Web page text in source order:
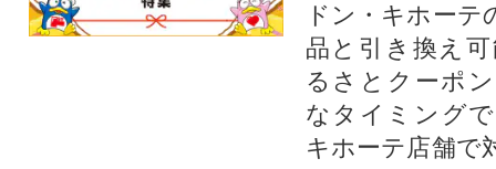
ドン・キホーテ
品と引き換え
るさとクーポ
なタイミング
キホーテ店舗で